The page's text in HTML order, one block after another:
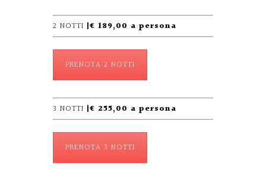
2 NOTTI |€ 189,00 a persona
PRENOTA 2 NOTTI
3 NOTTI |€ 255,00 a persona
PRENOTA 3 NOTTI